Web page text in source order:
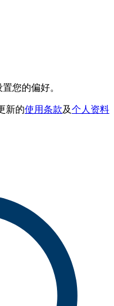
置您的偏好。
新的使用条款及个人资料